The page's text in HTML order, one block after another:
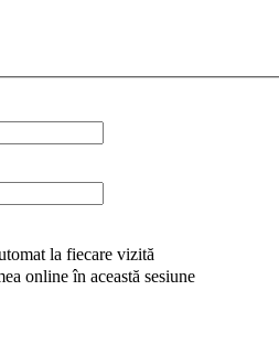
la fiecare vizită
online în această sesiune